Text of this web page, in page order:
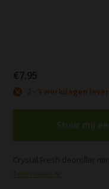
€7,95
2 - 3 werkdagen
Stuur mij
Toon meer